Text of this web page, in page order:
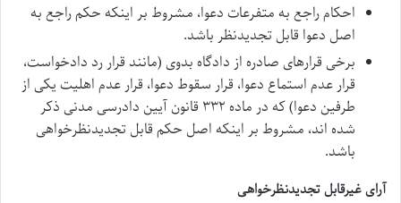
احکام راجع به متفرعات دعوا، مشروط بر اینکه حکم راجع به
اصل دعوا قابل تجدیدنظر باشد.
برخی قرارهای صادره از دادگاه بدوی (مانند قرار رد دادخواست،
قرار عدم استماع دعوا، قرار سقوط دعوا، قرار عدم اهلیت یکی از
طرفین دعوا) که در ماده ۳۳۲ قانون آیین دادرسی مدنی ذکر
شده اند، مشروط بر اینکه اصل حکم قابل تجدیدنظرخواهی
باشد.
آرای غیرقابل تجدیدنظرخواهی